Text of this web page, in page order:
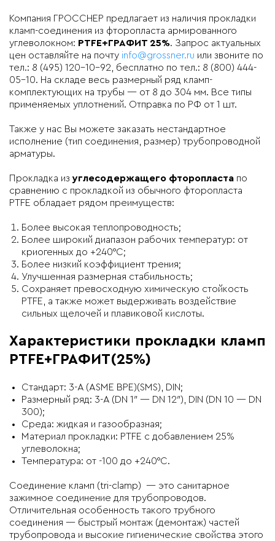
Компания ГРОССНЕР предлагает из наличия прокладки
кламп-соединения из фторопласта армированного
углеволокном: PTFE+ГРАФИТ 25%. Запрос актуальных
цен оставляйте на почту info@grossner.ru или звоните по
тел.: 8 (495) 120-10-92, бесплатно по тел.: 8 (800) 444-
05-10. На складе весь размерный ряд кламп-
комплектующих на трубы — от 8 до 304 мм. Все типы
применяемых уплотнений. Отправка по РФ от 1 шт.
Также у нас Вы можете заказать нестандартное
исполнение (тип соединения, размер) трубопроводной
арматуры.
Прокладка из углесодержащего фторопласта по
сравнению с прокладкой из обычного фторопласта
PTFE обладает рядом преимуществ:
Более высокая теплопроводность;
Более широкий диапазон рабочих температур: от
криогенных до +240°C;
Более низкий коэффициент трения;
Улучшенная размерная стабильность;
Cохраняет превосходную химическую стойкость
PTFE, а также может выдерживать воздействие
сильных щелочей и плавиковой кислоты.
Характеристики прокладки кламп
PTFE+ГРАФИТ(25%)
Стандарт: 3-A (ASME BPE)(SMS), DIN;
Размерный ряд: 3-A (DN 1″ — DN 12″), DIN (DN 10 — DN
300);
Среда: жидкая и газообразная;
Материал прокладки: PTFE с добавлением 25%
углеволокна;
Температура: от -100 до +240°C.
Соединение кламп (tri-clamp) — это санитарное
зажимное соединение для трубопроводов.
Отличительная особенность такого трубного
соединения — быстрый монтаж (демонтаж) частей
трубопровода и высокие гигиенические свойства этого